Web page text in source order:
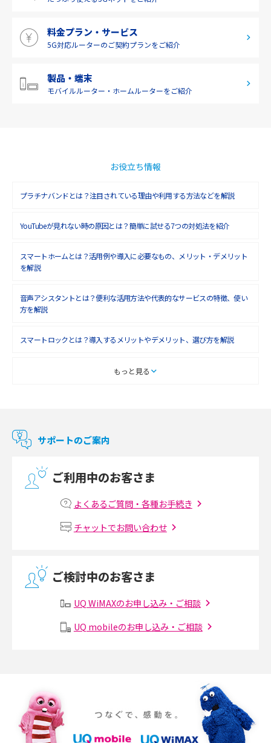
料金プラン・サービス
5G対応ルーターのご契約プランをご紹介
製品・端末
モバイルルーター・ ホームルーターをご紹介
お役立ち情報
プラチナバンドとは？注目されている理由や利用する方法などを解説
YouTubeが見れない時の原因とは？簡単に試せる7つの対処法を紹介
スマートホームとは？活用例や導入に必要なもの、メリット・デメリット
を解説
音声アシスタントとは？便利な活用方法や代表的なサービスの特徴、使い
方を解説
スマートロックとは？導入するメリットやデメリット、選び方を解説
スマートテレビとは？特徴や選び方、使い方をわかりやすく解説
マンションで使えるWi-Fiは？種類ごとの特徴や選び方を紹介
マンションで光回線の利用を始める手順は？設備状況の確認方法も解説
Wi-Fiルーターの設定方法をわかりやすく解説！事前に準備すべきものも紹
無線LANとは？メリット・デメリットや接続方法を解説
メッシュWi-Fiとは？仕組みやメリット・デメリット、中継機との違いを解
ポケット型Wi-Fiをレンタルするメリットとは？選び方や向いている方の特
徴も紹介
もっと見る
サポートのご案内
ご利用中のお客さま
よくあるご質問・各種お手続き
チャットでお問い合わせ
ご検討中のお客さま
UQ WiMAXのお申し込み・ご相談
UQ mobileのお申し込み・ご相談